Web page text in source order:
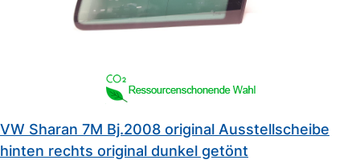
VW Sharan 7M Bj.2008 original Ausstellscheibe
hinten rechts original dunkel getönt